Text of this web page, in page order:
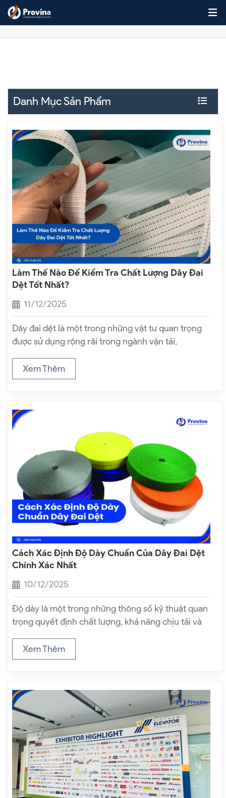
Skip to content
Tin Tức
Danh Mục Sản Phẩm
Làm Thế Nào Để Kiểm Tra Chất Lượng Dây Đai
Dệt Tốt Nhất?
11/12/2025
Dây đai dệt là một trong những vật tư quan trọng
được sử dụng rộng rãi trong ngành vận tải,
hàng hóa. Chất lượng dây đai dệt ảnh hưởng trực
tiếp đến…
Xem Thêm
Cách Xác Định Độ Dày Chuẩn Của Dây Đai Dệt
Chính Xác Nhất
10/12/2025
Độ dày là một trong những thông số kỹ thuật quan
trọng quyết định chất lượng, khả năng chịu tải và
thực tế nhiều khách hàng khi lựa chọn…
Xem Thêm